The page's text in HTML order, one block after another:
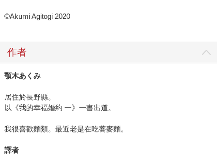
©Akumi Agitogi 2020
作者
顎木あくみ
居住於長野縣。
以《我的幸福婚約 一》一書出道。
我很喜歡麵類。最近老是在吃蕎麥麵。
譯者